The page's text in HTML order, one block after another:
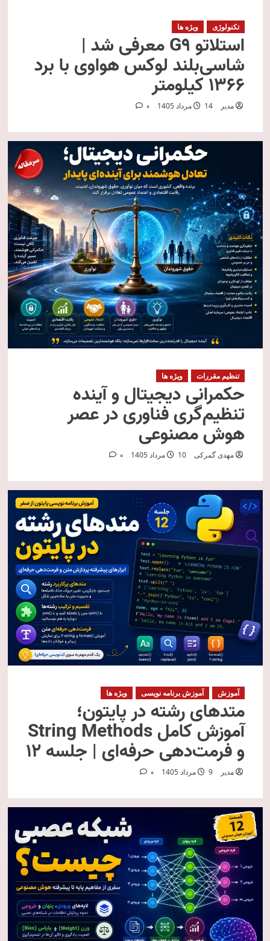
تکنولوژی ویژه ها
استلاتو G9 معرفی شد |
شاسی‌بلند لوکس هواوی با برد
۱۳۶۶ کیلومتر
مدیر 14 مرداد 1405 0
تنظیم مقررات ویژه ها
حکمرانی دیجیتال و آینده
تنظیم‌گری فناوری در عصر
هوش مصنوعی
مهدی گمرکی 10 مرداد 1405 0
آموزش آموزش برنامه نویسی ویژه ها
متدهای رشته در پایتون؛
آموزش کامل String Methods
و فرمت‌دهی حرفه‌ای | جلسه ۱۲
مدیر 9 مرداد 1405 0